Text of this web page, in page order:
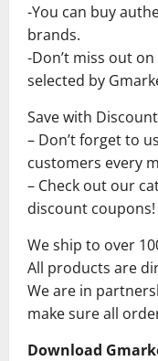
-You can buy
brands.
-Don’t miss out
selected by
Save with
– Don’t forget to
customers every
– Check out our
discount coupons!
We ship to over
All products are
We are in
make sure all
Download